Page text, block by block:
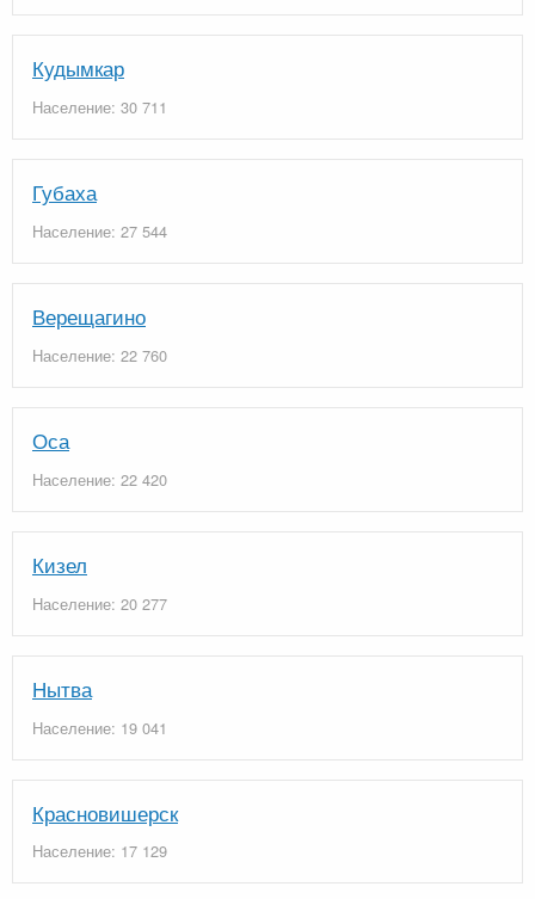
Кудымкар
Население: 30 711
Губаха
Население: 27 544
Верещагино
Население: 22 760
Оса
Население: 22 420
Кизел
Население: 20 277
Нытва
Население: 19 041
Красновишерск
Население: 17 129